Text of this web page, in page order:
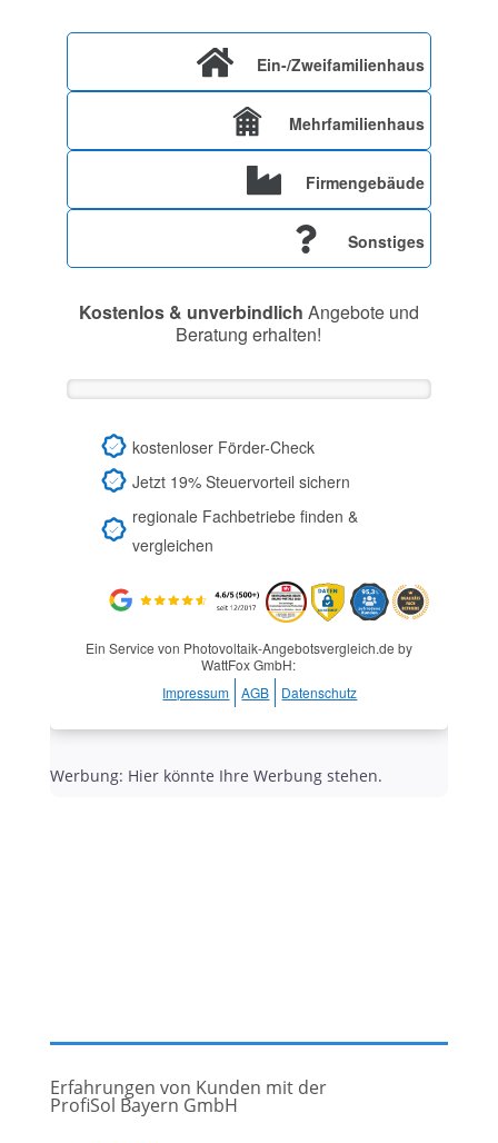
Ein-/Zweifamilienhaus
Mehrfamilienhaus
Firmengebäude
Sonstiges
Kostenlos & unverbindlich Angebote und
Beratung erhalten!
kostenloser Förder-Check
Jetzt 19% Steuervorteil sichern
regionale Fachbetriebe finden &
vergleichen
Ein Service von Photovoltaik-Angebotsvergleich.de by
WattFox GmbH:
Impressum
AGB Datenschutz
Werbung: Hier könnte Ihre Werbung stehen.
Erfahrungen von Kunden mit der
ProfiSol Bayern GmbH